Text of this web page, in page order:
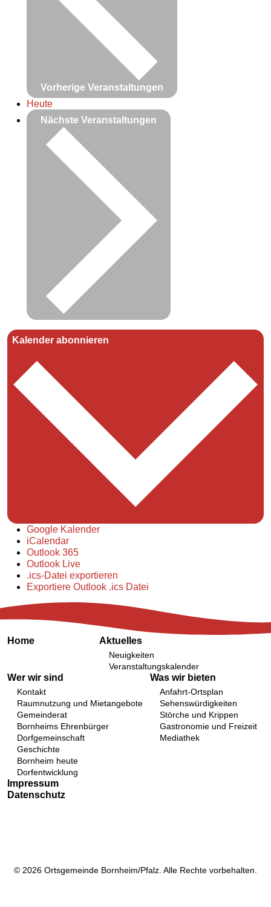
Vorherige Veranstaltungen
Heute
Nächste Veranstaltungen
Kalender abonnieren
Google Kalender
iCalendar
Outlook 365
Outlook Live
.ics-Datei exportieren
Exportiere Outlook .ics Datei
Home Aktuelles
Neuigkeiten
Veranstaltungskalender
Wer wir sind
Kontakt
Raumnutzung und Mietangebote
Gemeinderat
Bornheims Ehrenbürger
Dorfgemeinschaft
Geschichte
Bornheim heute
Dorfentwicklung
Was wir bieten
Anfahrt-Ortsplan
Sehenswürdigkeiten
Störche und Krippen
Gastronomie und Freizeit
Mediathek
Impressum
Datenschutz
© 2026 Ortsgemeinde Bornheim/Pfalz. Alle Rechte vorbehalten.